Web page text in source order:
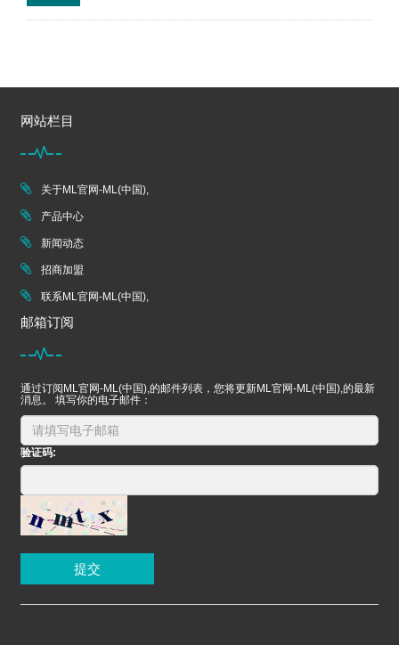
网站栏目
关于ML官网-ML(中国),
产品中心
新闻动态
招商加盟
联系ML官网-ML(中国),
邮箱订阅
通过订阅ML官网-ML(中国),的邮件列表，您将更新ML官网-ML(中国),的最新
消息。 填写你的电子邮件：
验证码:
提交